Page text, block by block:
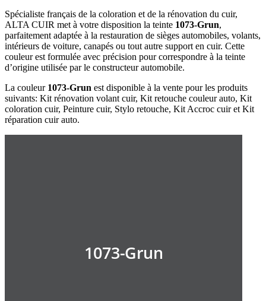
Spécialiste français de la coloration et de la rénovation du cuir,
ALTA CUIR met à votre disposition la teinte 1073-Grun,
parfaitement adaptée à la restauration de sièges automobiles, volants,
intérieurs de voiture, canapés ou tout autre support en cuir. Cette
couleur est formulée avec précision pour correspondre à la teinte
d’origine utilisée par le constructeur automobile.
La couleur 1073-Grun est disponible à la vente pour les produits
suivants: Kit rénovation volant cuir, Kit retouche couleur auto, Kit
coloration cuir, Peinture cuir, Stylo retouche, Kit Accroc cuir et Kit
réparation cuir auto.